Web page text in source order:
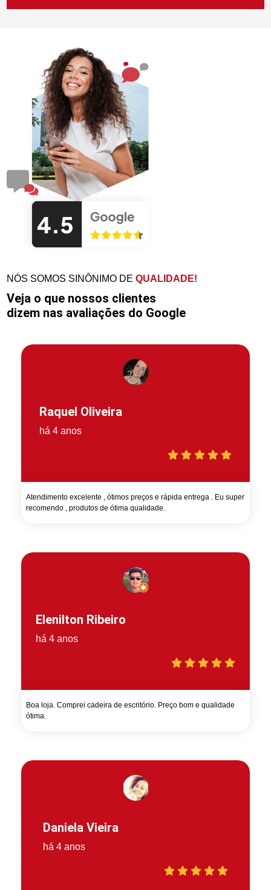
NÓS SOMOS SINÔNIMO DEQUALIDADE!
Veja o que nossos clientes
dizem nas avaliações do Google
Raquel Oliveira
há 4 anos
Atendimento excelente , ótimos preços e rápida entrega . Eu super
recomendo , produtos de ótima qualidade.
Elenilton Ribeiro
há 4 anos
Boa loja. Comprei cadeira de escritório. Preço bom e qualidade
ótima.
Daniela Vieira
há 4 anos